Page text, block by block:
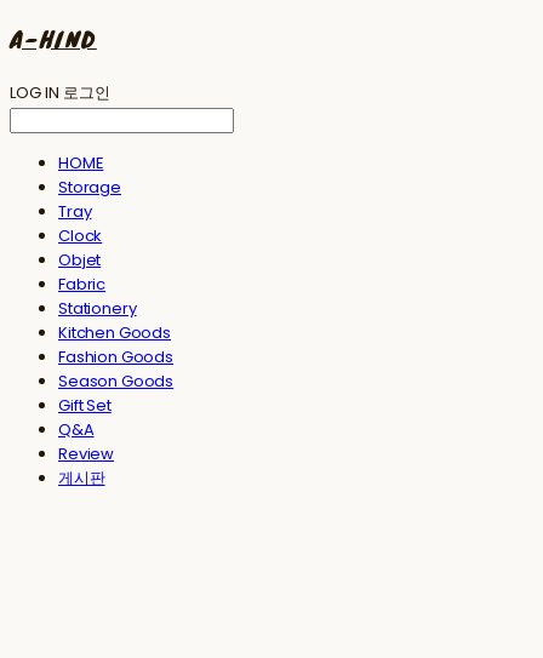
A-HIND
LOG IN 로그인
HOME
Storage
Tray
Clock
Objet
Fabric
Stationery
Kitchen Goods
Fashion Goods
Season Goods
Gift Set
Q&A
Review
게시판